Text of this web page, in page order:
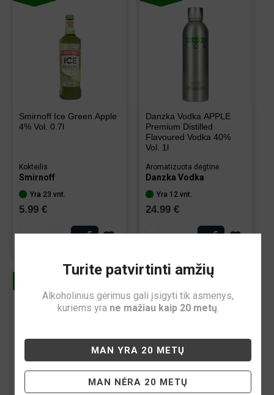
Smirnoff Ice Green Apple
4% Vol. 0.7l
Kokteilis
Smirnoff
Yra 23 vnt.
5.99 €
- +
Danzka Vodka APPLE
Premium Distilled
Flavoured Vodka 40%
Vol. 1l
Aromatizuota degtinė
Danzka Vodka
Yra 12 vnt.
24.99 €
- +
Turite patvirtinti amžių
Alkoholinius gėrimus gali įsigyti tik asmenys,
kuriems yra ne mažiau kaip 20 metų.
MAN YRA 20 METŲ
MAN NĖRA 20 METŲ